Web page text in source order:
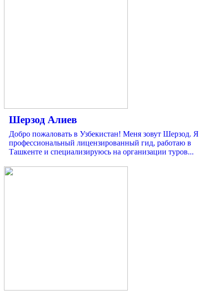
Шерзод Алиев
Добро пожаловать в Узбекистан! Меня зовут Шерзод. Я
профессиональный лицензированный гид, работаю в
Ташкенте и специализируюсь на организации туров...